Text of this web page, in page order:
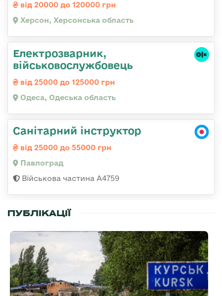
від 20000 до 120000 грн
Херсон, Херсонська область
Електрозварник,
військовослужбовець
від 25000 до 125000 грн
Одеса, Одеська область
Санітарний інструктор
від 25000 до 55000 грн
Павлоград
Військова частина А4759
ПУБЛІКАЦІЇ